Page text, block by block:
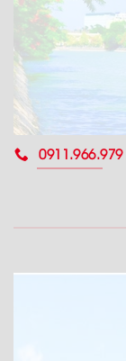
0911.966.979